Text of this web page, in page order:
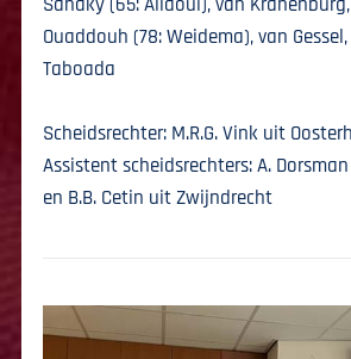
Ouaddouh (78: Weidema), van
Taboada
Scheidsrechter: M.R.G. Vink uit
Assistent scheidsrechters: A.
en B.B. Cetin uit Zwijndrecht